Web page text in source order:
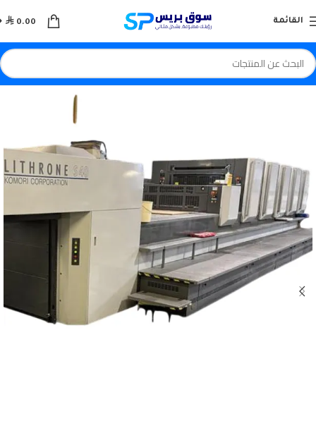
القائمة  0.00